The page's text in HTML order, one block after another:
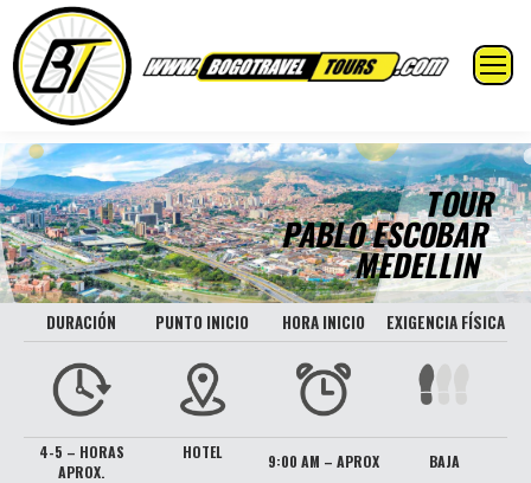
TOUR
PABLO ESCOBAR
MEDELLIN
DURACIÓN PUNTO INICIO HORA INICIO EXIGENCIA FÍSICA
4-5 – HORAS
APROX.
HOTEL 9:00 AM – APROX BAJA